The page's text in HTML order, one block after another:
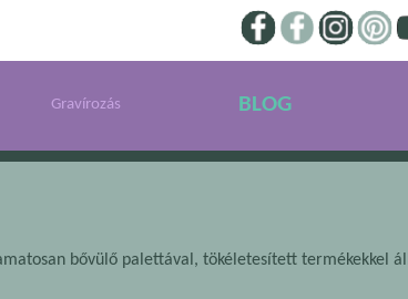
Gravírozás BLOG
bővülő palettával, tökéletesített termékekkel